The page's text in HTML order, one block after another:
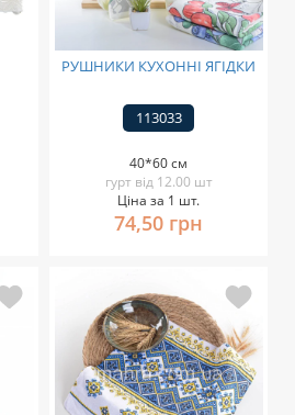
РУШНИКИ КУХОННІ ЯГІДКИ
113033
40*60 см
гурт від 12.00 шт
Ціна за 1 шт.
74,50 грн